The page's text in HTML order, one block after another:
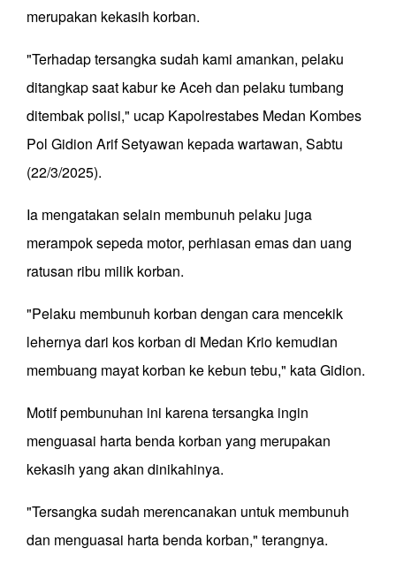
merupakan kekasih korban.
"Terhadap tersangka sudah kami amankan, pelaku
ditangkap saat kabur ke Aceh dan pelaku tumbang
ditembak polisi," ucap Kapolrestabes Medan Kombes
Pol Gidion Arif Setyawan kepada wartawan, Sabtu
(22/3/2025).
Ia mengatakan selain membunuh pelaku juga
merampok sepeda motor, perhiasan emas dan uang
ratusan ribu milik korban.
"Pelaku membunuh korban dengan cara mencekik
lehernya dari kos korban di Medan Krio kemudian
membuang mayat korban ke kebun tebu," kata Gidion.
Motif pembunuhan ini karena tersangka ingin
menguasai harta benda korban yang merupakan
kekasih yang akan dinikahinya.
"Tersangka sudah merencanakan untuk membunuh
dan menguasai harta benda korban," terangnya.